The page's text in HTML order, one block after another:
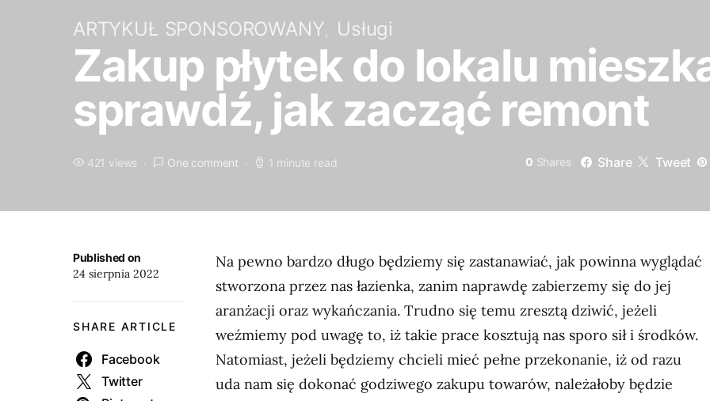
ARTYKUŁ SPONSOROWANY Usługi
Zakup płytek do lokalu
sprawdź, jak zacząć remont
421 views One comment 1 minute read 0 Shares Share Tweet
Published on
24 sierpnia 2022
SHARE ARTICLE
Facebook
Twitter
Na pewno bardzo długo będziemy się zastanawiać, jak powinna wyglądać
stworzona przez nas łazienka, zanim naprawdę zabierzemy się do jej
aranżacji oraz wykańczania. Trudno się temu zresztą dziwić, jeżeli
weźmiemy pod uwagę to, iż takie prace kosztują nas sporo sił i środków.
Natomiast, jeżeli będziemy chcieli mieć pełne przekonanie, iż od razu
uda nam się dokonać godziwego zakupu towarów, należałoby będzie